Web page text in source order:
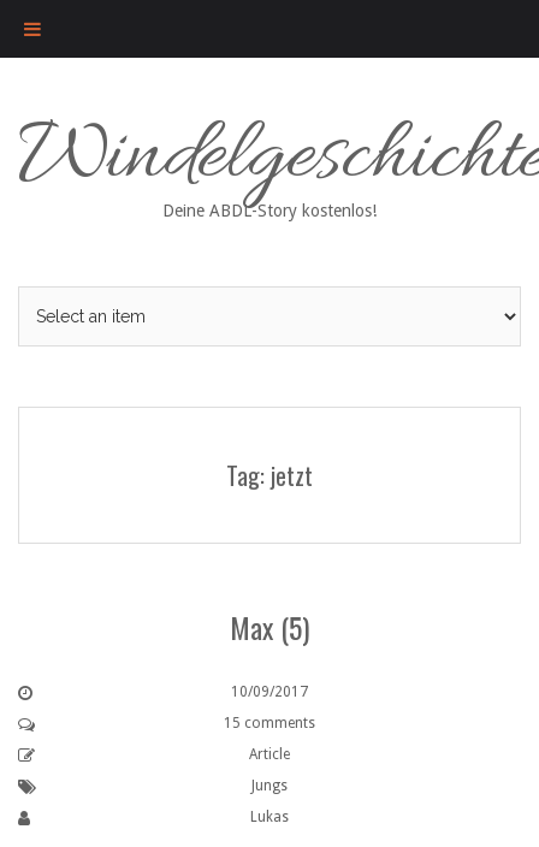
content
Deine ABDL-Story kostenlos!
Tag: jetzt
Max (5)
10/09/2017
15 comments
Article
Jungs
Lukas